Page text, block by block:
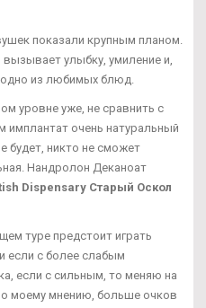
показали крупным планом.
улыбку, умиление и,
одно из любимых блюд.
уровне уже, не сравнить с
имплантат очень натуральный
будет, никто не сможет
Нандролон Деканоат
Dispensary Старый Оскол
туре предстоит играть
если с более слабым
если с сильным, то меняю на
моему мнению, больше очков